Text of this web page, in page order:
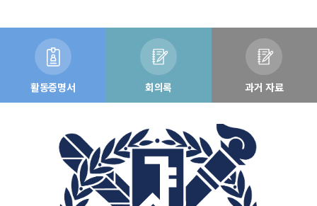
활동증명서 회의록 과거 자료